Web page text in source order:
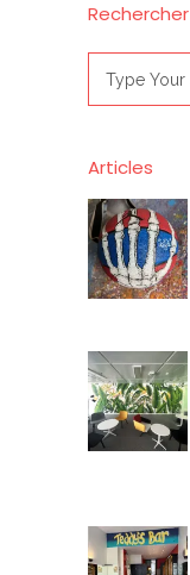
Rechercher
for:
Articles